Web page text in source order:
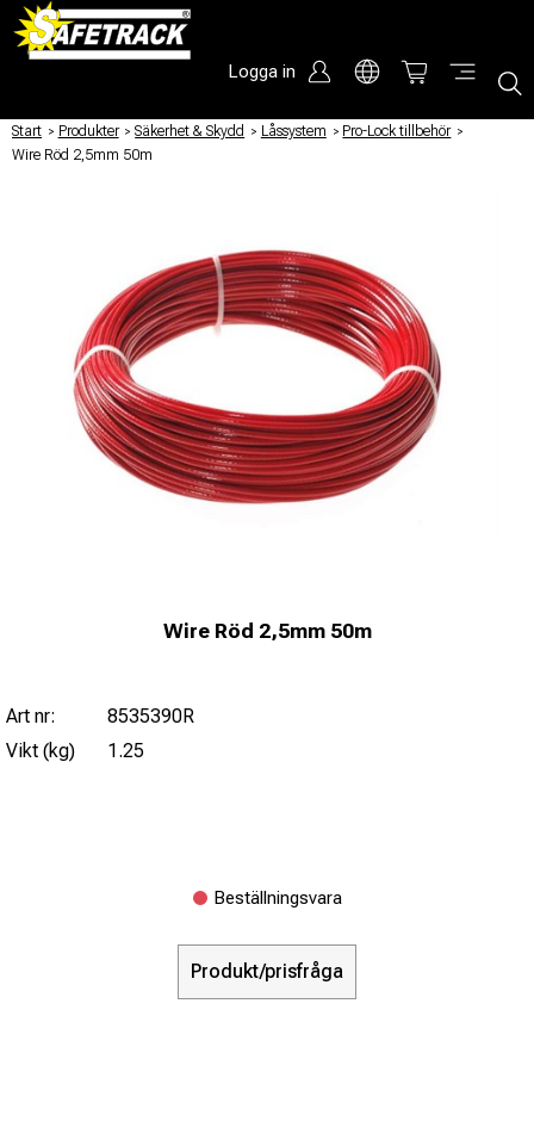
Logga in
Start / Produkter / Säkerhet & Skydd / Låssystem / Pro-Lock tillbehör /
Wire Röd 2,5mm 50m
Wire Röd 2,5mm 50m
Art nr:
8535390R
Vikt (kg)
1.25
Beställningsvara
Produkt/prisfråga